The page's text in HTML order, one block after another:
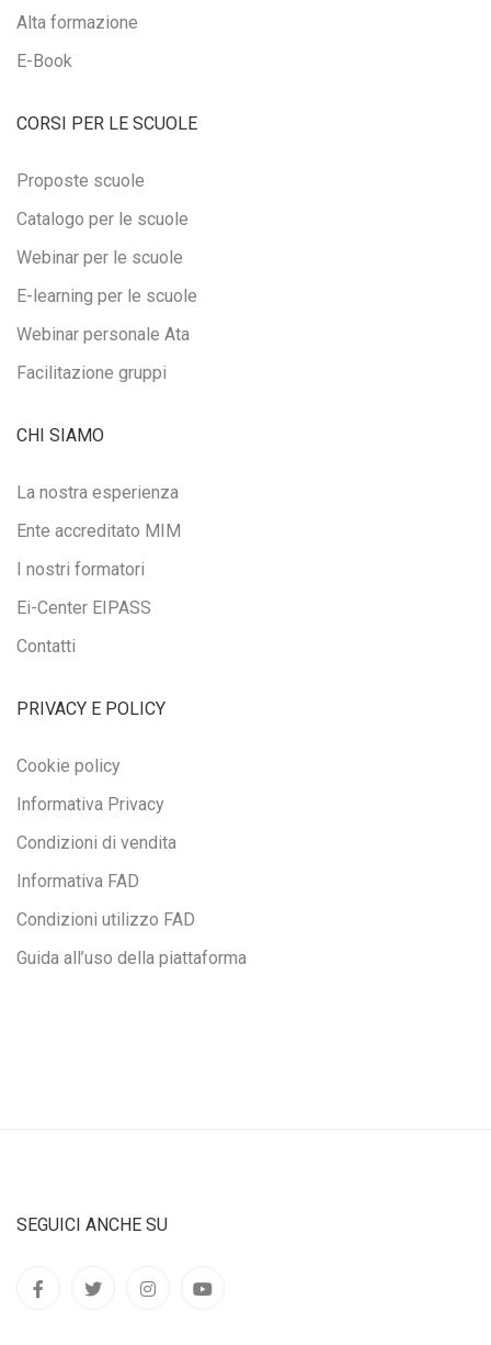
Alta formazione
E-Book
CORSI PER LE SCUOLE
Proposte scuole
Catalogo per le scuole
Webinar per le scuole
E-learning per le scuole
Webinar personale Ata
Facilitazione gruppi
CHI SIAMO
La nostra esperienza
Ente accreditato MIM
I nostri formatori
Ei-Center EIPASS
Contatti
PRIVACY E POLICY
Cookie policy
Informativa Privacy
Condizioni di vendita
Informativa FAD
Condizioni utilizzo FAD
Guida all’uso della piattaforma
SEGUICI ANCHE SU